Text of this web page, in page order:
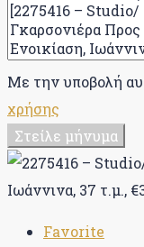
Με την υποβολή
χρήσης
Στείλε μήνυμα
Favorite